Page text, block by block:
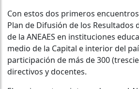
Con estos dos primeros
Plan de Difusión de los Resultados
de la ANEAES en instituciones
medio de la Capital e interior del
participación de más de 300
directivos y docentes.